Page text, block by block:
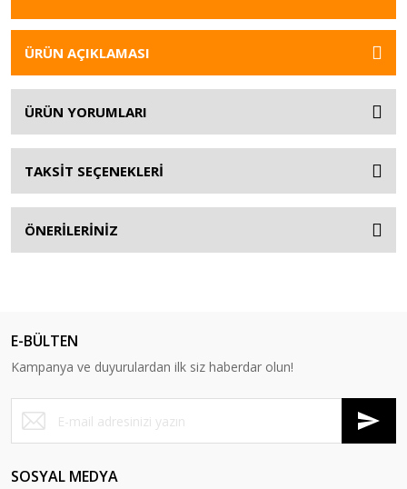
ÜRÜN AÇIKLAMASI
ÜRÜN YORUMLARI
TAKSİT SEÇENEKLERİ
ÖNERİLERİNİZ
E-BÜLTEN
Kampanya ve duyurulardan ilk siz haberdar olun!
SOSYAL MEDYA